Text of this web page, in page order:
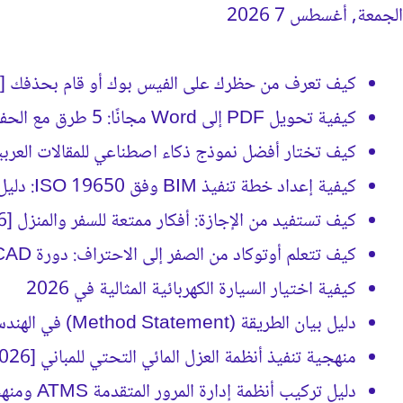
الجمعة, أغسطس 7 2026
كيف تعرف من حظرك على الفيس بوك أو قام بحذفك [2026]
كيفية تحويل PDF إلى Word مجانًا: 5 طرق مع الحفاظ على التنسيق
كيف تختار أفضل نموذج ذكاء اصطناعي للمقالات العربية؟
كيفية إعداد خطة تنفيذ BIM وفق ISO 19650: دليل BEP الشامل
كيف تستفيد من الإجازة: أفكار ممتعة للسفر والمنزل [2026]
كيف تتعلم أوتوكاد من الصفر إلى الاحتراف: دورة AutoCAD كاملة [2026]
كيفية اختيار السيارة الكهربائية المثالية في 2026
دليل بيان الطريقة (Method Statement) في الهندسة الإنشائية [2026]
منهجية تنفيذ أنظمة العزل المائي التحتي للمباني [2026]
دليل تركيب أنظمة إدارة المرور المتقدمة ATMS ومنهجية التنفيذ [2026]